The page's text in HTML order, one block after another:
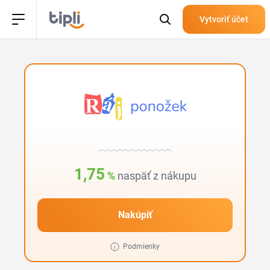
Vytvoriť účet
1,75 % naspäť z nákupu
Nakúpiť
Podmienky